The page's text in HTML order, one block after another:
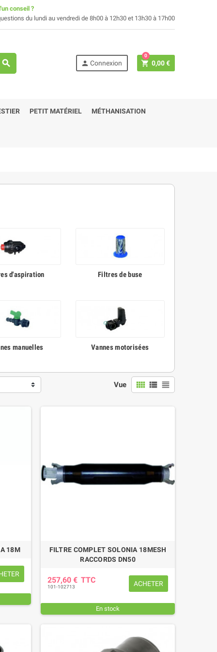
conseil ?
du lundi au vendredi de 8h00 à 12h30 et 13h30 à 17h00
search person Connexion shopping_cart 0,00 €
0
PETIT MATÉRIEL MÉTHANISATION
d'aspiration Filtres de buse
manuelles Vannes motorisées
Vue view_comfy view_list view_headline
18M
FILTRE COMPLET SOLONIA 18MESH
RACCORDS DN50
257,60 € TTC
101-102713 ACHETER
En stock